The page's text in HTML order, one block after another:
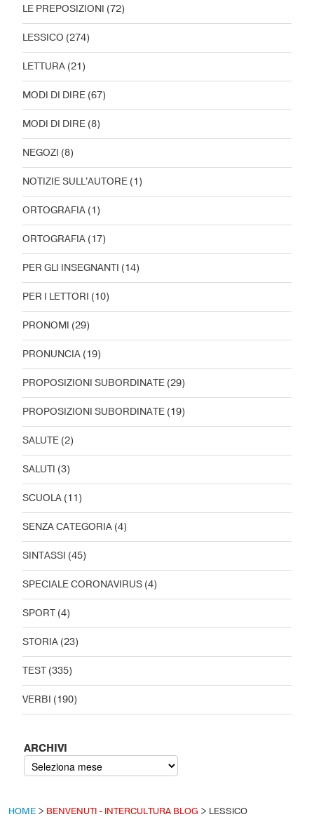
LE PREPOSIZIONI (72)
LESSICO (274)
LETTURA (21)
MODI DI DIRE (67)
MODI DI DIRE (8)
NEGOZI (8)
NOTIZIE SULL'AUTORE (1)
ORTOGRAFIA (1)
ORTOGRAFIA (17)
PER GLI INSEGNANTI (14)
PER I LETTORI (10)
PRONOMI (29)
PRONUNCIA (19)
PROPOSIZIONI SUBORDINATE (29)
PROPOSIZIONI SUBORDINATE (19)
SALUTE (2)
SALUTI (3)
SCUOLA (11)
SENZA CATEGORIA (4)
SINTASSI (45)
SPECIALE CORONAVIRUS (4)
SPORT (4)
STORIA (23)
TEST (335)
VERBI (190)
ARCHIVI
HOME > BENVENUTI - INTERCULTURA BLOG > LESSICO